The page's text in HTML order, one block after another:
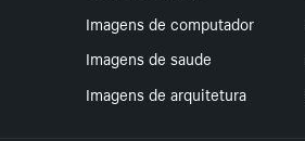
Imagens de computador
Imagens de saude
Imagens de arquitetura